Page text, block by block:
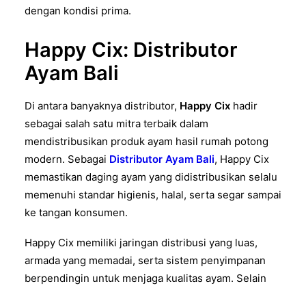
dengan kondisi prima.
Happy Cix: Distributor
Ayam Bali
Di antara banyaknya distributor, Happy Cix hadir
sebagai salah satu mitra terbaik dalam
mendistribusikan produk ayam hasil rumah potong
modern. Sebagai Distributor Ayam Bali, Happy Cix
memastikan daging ayam yang didistribusikan selalu
memenuhi standar higienis, halal, serta segar sampai
ke tangan konsumen.
Happy Cix memiliki jaringan distribusi yang luas,
armada yang memadai, serta sistem penyimpanan
berpendingin untuk menjaga kualitas ayam. Selain